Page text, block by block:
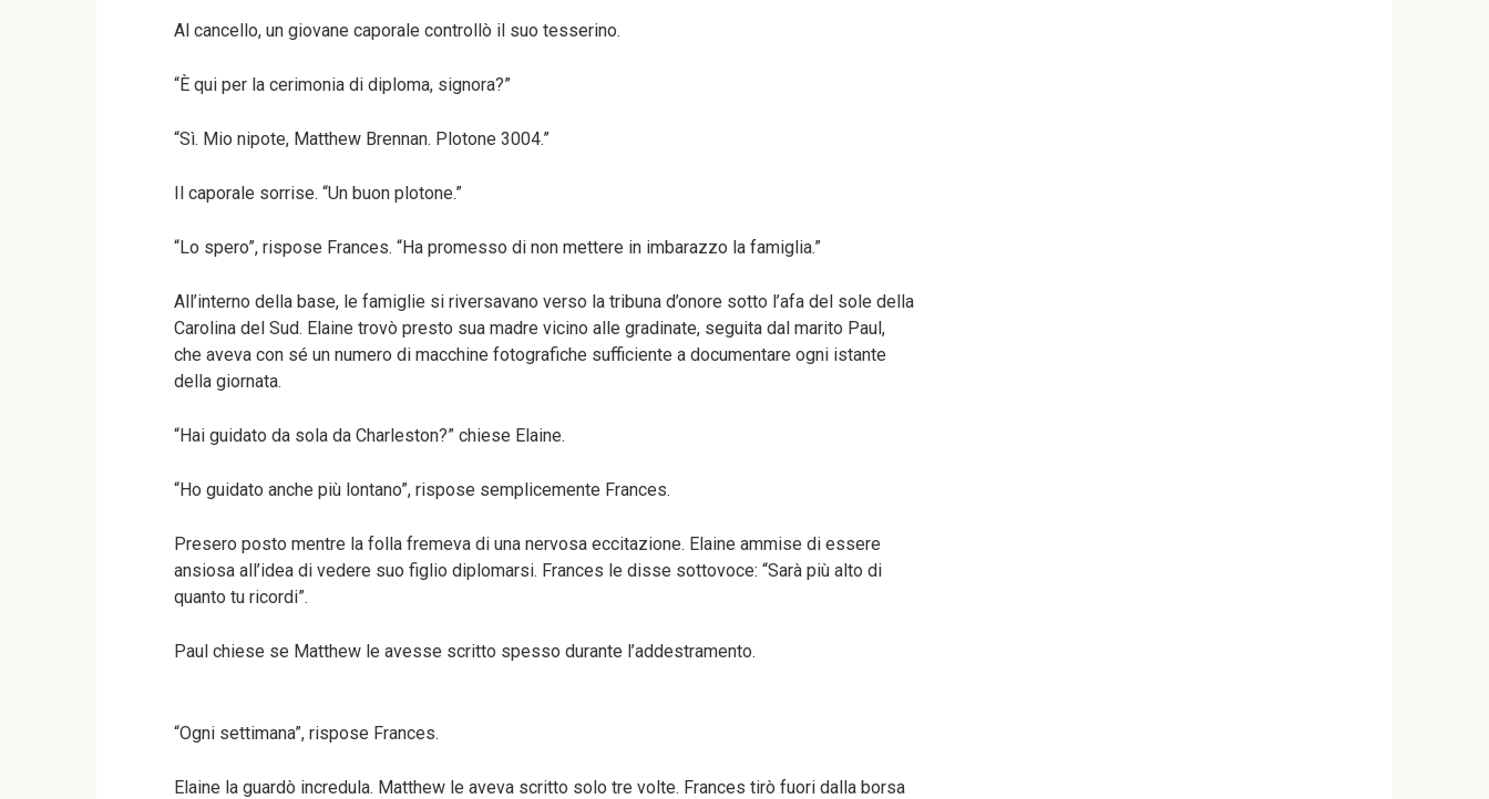
Al cancello, un giovane caporale controllò il suo tesserino.
“È qui per la cerimonia di diploma, signora?”
“Sì. Mio nipote, Matthew Brennan. Plotone 3004.”
Il caporale sorrise. “Un buon plotone.”
“Lo spero”, rispose Frances. “Ha promesso di non mettere in imbarazzo la famiglia.”
All’interno della base, le famiglie si riversavano verso la tribuna d’onore sotto l’afa del sole della
Carolina del Sud. Elaine trovò presto sua madre vicino alle gradinate, seguita dal marito Paul,
che aveva con sé un numero di macchine fotografiche sufficiente a documentare ogni istante
della giornata.
“Hai guidato da sola da Charleston?” chiese Elaine.
“Ho guidato anche più lontano”, rispose semplicemente Frances.
Presero posto mentre la folla fremeva di una nervosa eccitazione. Elaine ammise di essere
ansiosa all’idea di vedere suo figlio diplomarsi. Frances le disse sottovoce: “Sarà più alto di
quanto tu ricordi”.
Paul chiese se Matthew le avesse scritto spesso durante l’addestramento.
“Ogni settimana”, rispose Frances.
Elaine la guardò incredula. Matthew le aveva scritto solo tre volte. Frances tirò fuori dalla borsa